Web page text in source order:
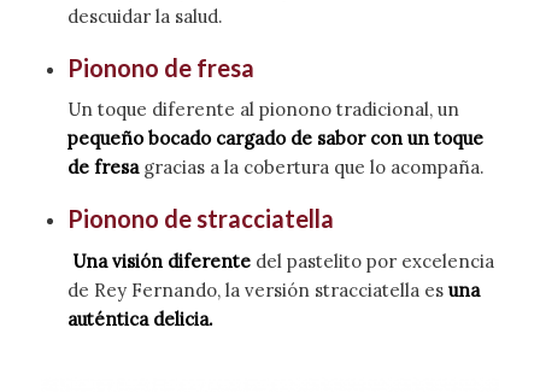
descuidar la salud.
Pionono de fresa
Un toque diferente al pionono tradicional, un
pequeño bocado cargado de sabor con un toque
de fresagracias a la cobertura que lo acompaña.
Pionono de stracciatella
Una visión diferentedel pastelito por excelencia
de Rey Fernando, la versión stracciatella es una
auténtica delicia.